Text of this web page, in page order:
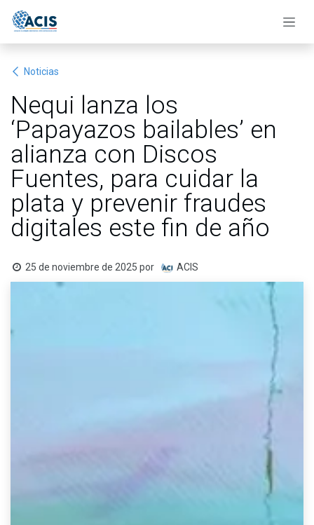
Noticias
Nequi lanza los
‘Papayazos bailables’ en
alianza con Discos
Fuentes, para cuidar la
plata y prevenir fraudes
digitales este fin de año
25 de noviembre de 2025 por ACIS